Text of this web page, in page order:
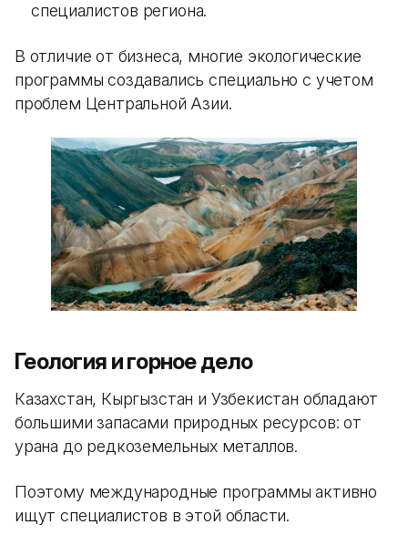
специалистов региона.
В отличие от бизнеса, многие экологические
программы создавались специально с учетом
проблем Центральной Азии.
Геология и горное дело
Казахстан, Кыргызстан и Узбекистан обладают
большими запасами природных ресурсов: от
урана до редкоземельных металлов.
Поэтому международные программы активно
ищут специалистов в этой области.